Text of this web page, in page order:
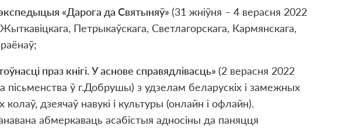
«Дарога да Святыняў» (31 жніўня – 4 верасня 2022
Петрыкаўскага, Светлагорскага, Кармянскага,
праз кнігі. У аснове справядлівасць» (2 верасня 2022
пісьменства ў г.Добрушы) з удзелам беларускіх і замежных
колаў, дзеячаў навукі і культуры (онлайн і офлайн).
абмеркаваць асабістыя адносіны да паняцця